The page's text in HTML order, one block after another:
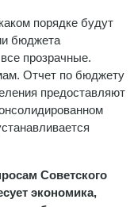
порядке будут
бюджета
прозрачные.
Отчет по бюджету
предоставляют
Советского
экономика,